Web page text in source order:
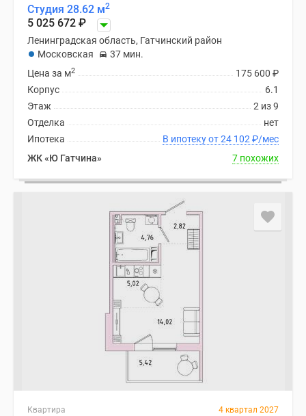
Студия 28.62 м2
5 025 672 ₽
Ленинградская область, Гатчинский район
Московская
37 мин.
175 600 ₽
Цена за м2
6.1
Корпус
2 из 9
Этаж
нет
Отделка
В ипотеку от 24 102 ₽/мес
Ипотека
ЖК «Ю Гатчина»
7 похожих
Квартира 4 квартал 2027